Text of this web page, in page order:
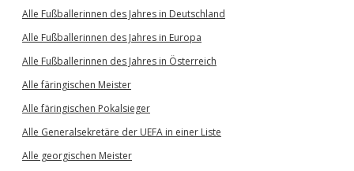
Alle Fußballerinnen des Jahres in Deutschland
Alle Fußballerinnen des Jahres in Europa
Alle Fußballerinnen des Jahres in Österreich
Alle färingischen Meister
Alle färingischen Pokalsieger
Alle Generalsekretäre der UEFA in einer Liste
Alle georgischen Meister